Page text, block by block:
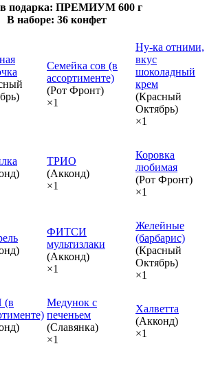
подарка: ПРЕМИУМ 600 г
В наборе: 36 конфет
Семейка сов (в
ассортименте)
(Рот Фронт)
×1
Ну-ка отними,
вкус
шоколадный
крем
(Красный
Октябрь)
×1
ТРИО
(Акконд)
×1
Коровка
любимая
(Рот Фронт)
×1
ФИТСИ
мультизлаки
(Акконд)
×1
Желейные
(барбарис)
(Красный
Октябрь)
×1
Медунок с
печеньем
(Славянка)
×1
Халветта
(Акконд)
×1